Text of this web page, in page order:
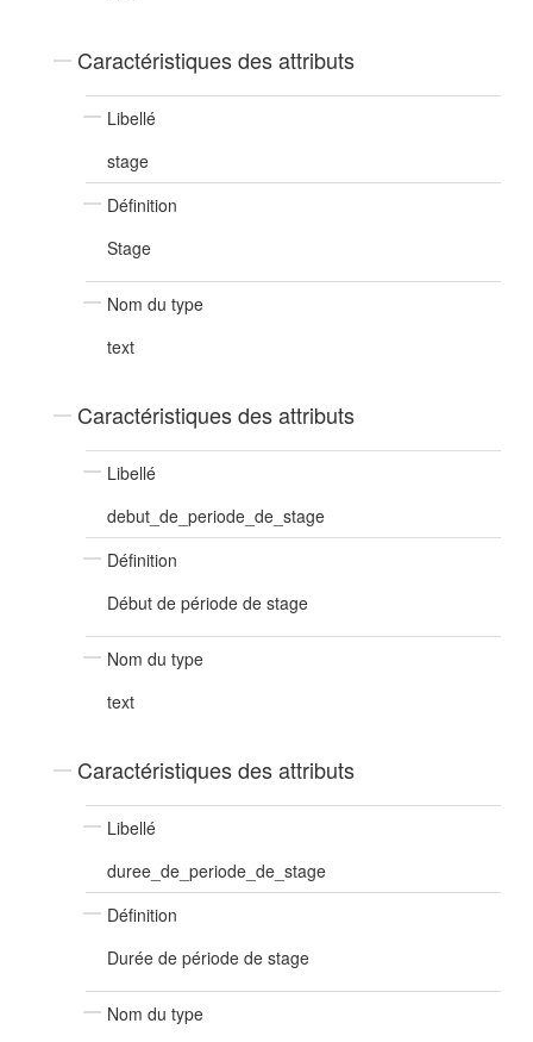
Caractéristiques des attributs
Libellé
stage
Définition
Stage
Nom du type
text
Caractéristiques des attributs
Libellé
debut_de_periode_de_stage
Définition
Début de période de stage
Nom du type
text
Caractéristiques des attributs
Libellé
duree_de_periode_de_stage
Définition
Durée de période de stage
Nom du type